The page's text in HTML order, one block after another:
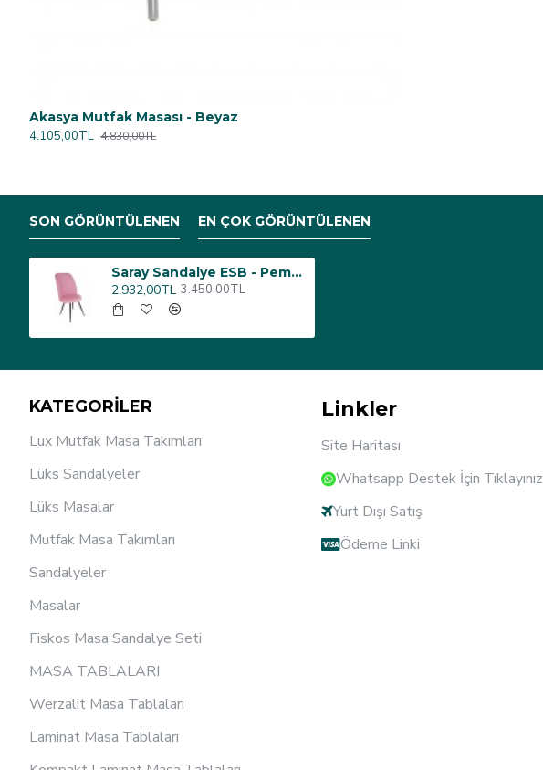
Akasya Mutfak Masası - Beyaz
4.105,00TL 4.830,00TL
SON GÖRÜNTÜLENEN EN ÇOK GÖRÜNTÜLENEN
Saray Sandalye ESB - Pembe
2.932,00TL 3.450,00TL
KATEGORİLER
Lux Mutfak Masa Takımları
Lüks Sandalyeler
Lüks Masalar
Mutfak Masa Takımları
Sandalyeler
Masalar
Fiskos Masa Sandalye Seti
MASA TABLALARI
Werzalit Masa Tablaları
Laminat Masa Tablaları
Linkler
Site Haritası
Whatsapp Destek İçin Tıklayınız
Yurt Dışı Satış
Ödeme Linki